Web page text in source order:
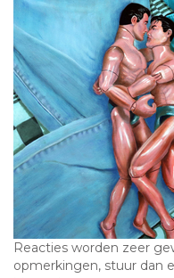
Reacties worden zeer
opmerkingen, stuur dan